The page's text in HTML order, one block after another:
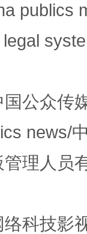
publics
公众传
news/
理人员
科技影